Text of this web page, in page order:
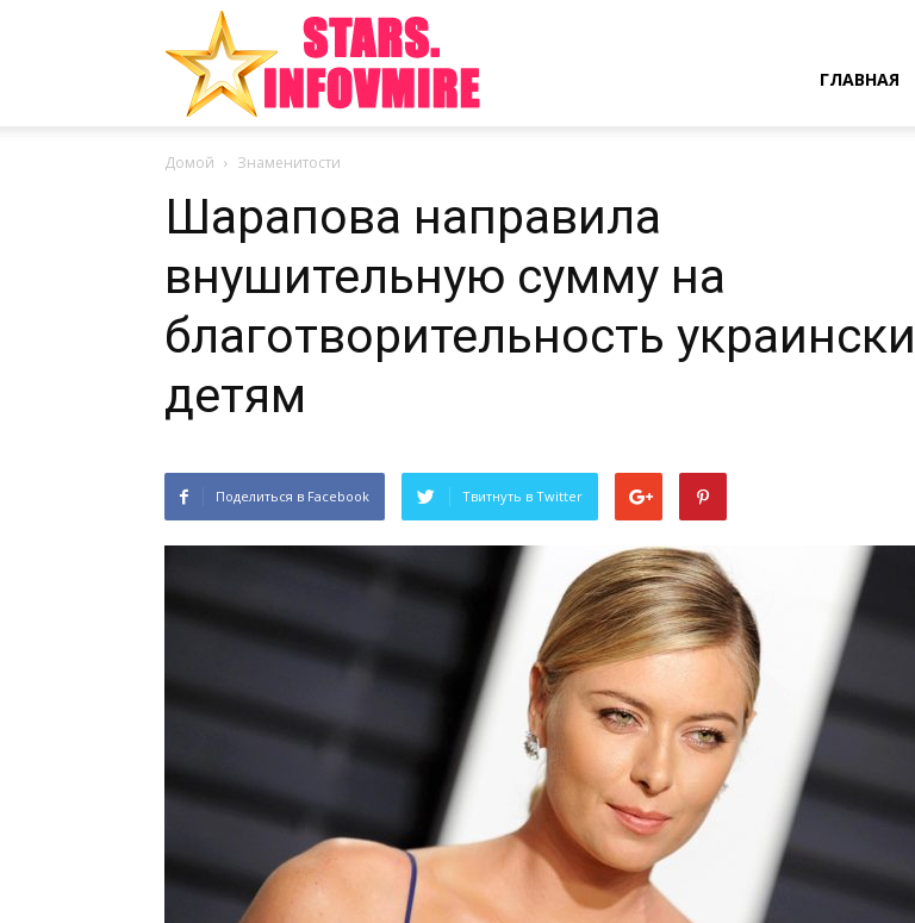
Шоу-
Бизнеса
ГЛАВНАЯ
Домой Знаменитости
Шарапова направила
внушительную сумму на
благотворительность
детям
Поделиться в Facebook Твитнуть в Twitter